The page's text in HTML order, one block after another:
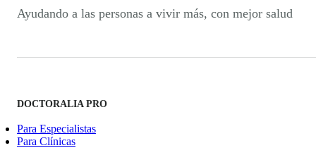
Ayudando a las personas a vivir más, con mejor salud
DOCTORALIA PRO
Para Especialistas
Para Clínicas